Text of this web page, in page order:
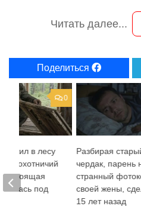
Читать далее...
Поделиться
Разбирая
чердак, парень
странный
своей жены,
15 лет назад
0
в лесу
охотничий
под